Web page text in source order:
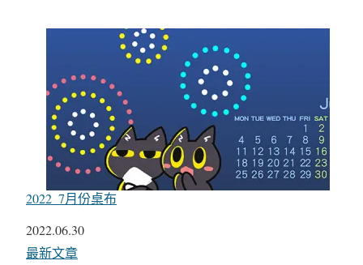
2022_7月份桌布
日期
2022.06.30
關於
最新文章